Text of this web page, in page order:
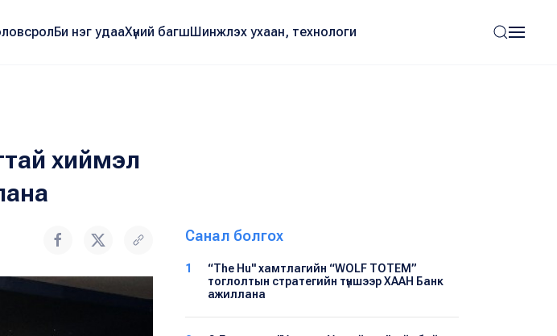
Би нэг удааХүний багшШинжлэх ухаан, технологи
хиймэл
Санал болгох
1
“The Hu" хамтлагийн “WOLF TOTEM”
тоглолтын стратегийн түншээр ХААН Банк
ажиллана